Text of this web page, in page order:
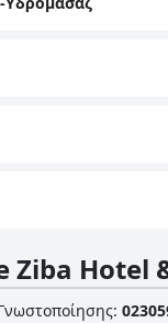
Ziba Hotel
: